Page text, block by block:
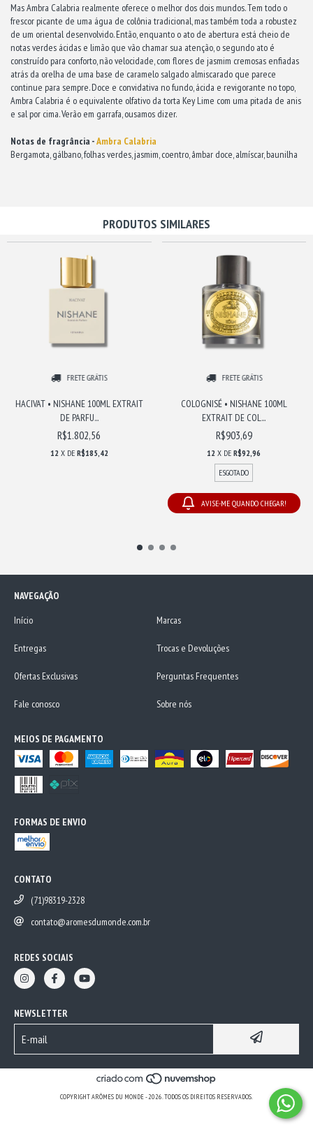
Mas Ambra Calabria realmente oferece o melhor dos dois mundos. Tem todo o
frescor picante de uma água de colônia tradicional, mas também toda a robustez
de um oriental desenvolvido. Então, enquanto o ato de abertura está cheio de
notas verdes ácidas e limão que vão chamar sua atenção, o segundo ato é
construído para conforto, não velocidade, com flores de jasmim cremosas enfiadas
atrás da orelha de uma base de caramelo salgado almiscarado que parece
continue para sempre. Doce e convidativa no fundo, ácida e revigorante no topo,
Ambra Calabria é o equivalente olfativo da torta Key Lime com uma pitada de anis
e sal por cima. Verão em garrafa, ousamos dizer.
Notas de fragrância -Ambra Calabria
Bergamota, gálbano, folhas verdes, jasmim, coentro, âmbar doce, almíscar, baunilha
PRODUTOS SIMILARES
FRETE GRÁTIS
HACIVAT • NISHANE 100ML EXTRAIT
DE PARFU...
R$1.802,56
12 X DE R$185,42
FRETE GRÁTIS
COLOGNISÉ • NISHANE 100ML
EXTRAIT DE COL...
R$903,69
12 X DER$92,96
ESGOTADO
AVISE-ME QUANDO CHEGAR!
NAVEGAÇÃO
Início
Marcas
Entregas Trocas e Devoluções
Ofertas Exclusivas Perguntas Frequentes
Fale conosco Sobre nós
MEIOS DE PAGAMENTO
FORMAS DE ENVIO
CONTATO
(71)98319-2328
contato@aromesdumonde.com.br
REDES SOCIAIS
NEWSLETTER
COPYRIGHT ARÔMES DU MONDE - 2026. TODOS OS DIREITOS RESERVADOS.